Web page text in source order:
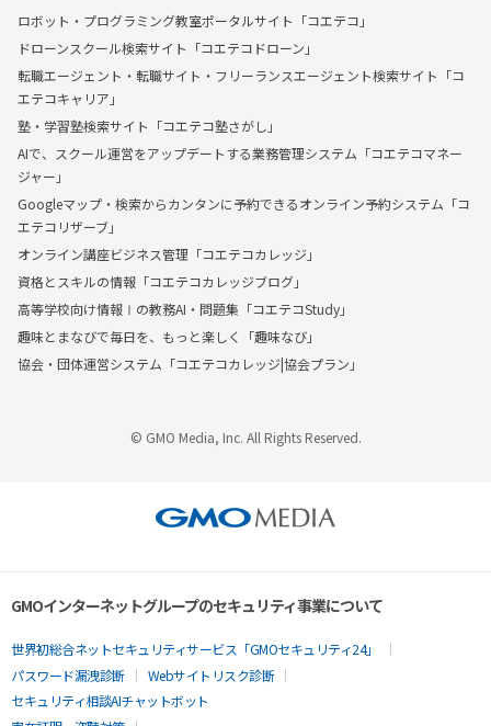
ロボット・プログラミング教室ポータルサイト「コエテコ」
ドローンスクール検索サイト「コエテコドローン」
転職エージェント・転職サイト・フリーランスエージェント検索サイト「コ
エテコキャリア」
塾・学習塾検索サイト「コエテコ塾さがし」
AIで、スクール運営をアップデートする業務管理システム「コエテコマネー
ジャー」
Googleマップ・検索からカンタンに予約できるオンライン予約システム「コ
エテコリザーブ」
オンライン講座ビジネス管理「コエテコカレッジ」
資格とスキルの情報「コエテコカレッジブログ」
高等学校向け情報Ⅰの教務AI・問題集「コエテコStudy」
趣味とまなびで毎日を、もっと楽しく「趣味なび」
協会・団体運営システム「コエテコカレッジ|協会プラン」
© GMO Media, Inc. All Rights Reserved.
GMOインターネットグループのセキュリティ事業について
世界初総合ネットセキュリティサービス「GMOセキュリティ24」
パスワード漏洩診断
Webサイトリスク診断
セキュリティ相談AIチャットボット